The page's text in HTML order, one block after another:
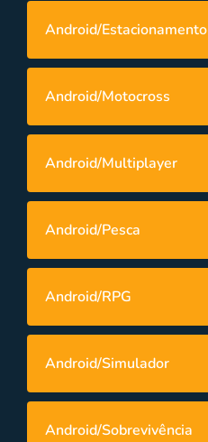
Android/Estacionamento
Android/Motocross
Android/Multiplayer
Android/Pesca
Android/RPG
Android/Simulador
Android/Sobrevivência